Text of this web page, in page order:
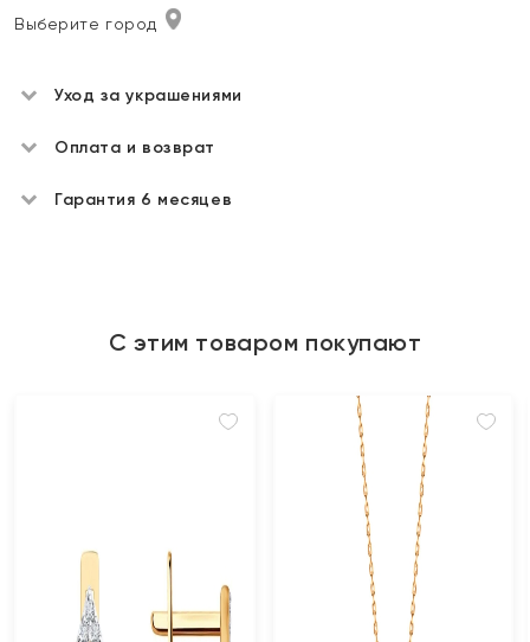
Выберите город
Уход за украшениями
Оплата и возврат
Гарантия 6 месяцев
С этим товаром покупают